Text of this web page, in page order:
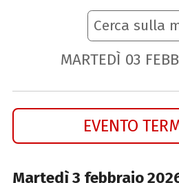
Cerca sulla
MARTEDÌ 03
EVENTO
Martedì 3 febbraio